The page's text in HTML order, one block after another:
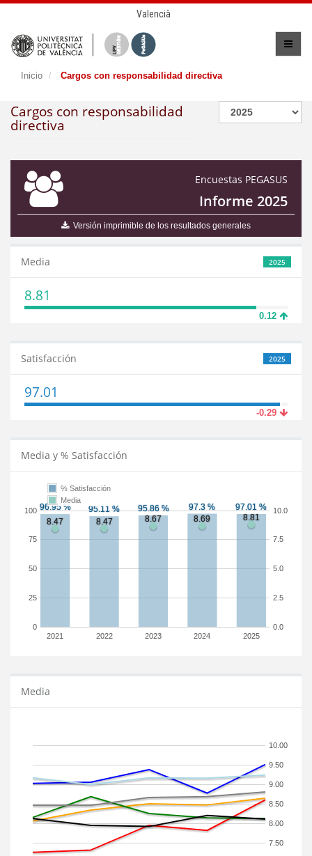
Valencià
Inicio Cargos con responsabilidad directiva
Cargos con responsabilidad
directiva
Encuestas PEGASUS
Informe 2025
Versión imprimible de los resultados generales
2025
Media
8.81
0.12
2025
Satisfacción
97.01
-0.29
Media y % Satisfacción
2021 2022 2023 2024 2025
0
25
50
75
100
0.0
2.5
5.0
7.5
10.0
% Satisfacción
Media
Media
7.50
8.00
8.50
9.00
9.50
10.00